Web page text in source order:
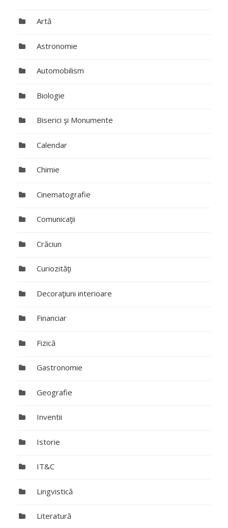
Artă
Astronomie
Automobilism
Biologie
Biserici şi Monumente
Calendar
Chimie
Cinematografie
Comunicaţii
Crăciun
Curiozităţi
Decoraţiuni interioare
Financiar
Fizică
Gastronomie
Geografie
Inventii
Istorie
IT&C
Lingvistică
Literatură